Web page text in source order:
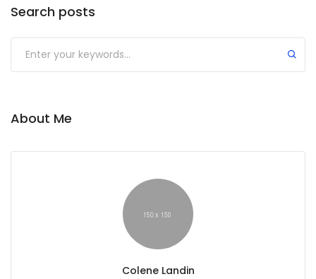
Search posts
Submit
About Me
Colene Landin